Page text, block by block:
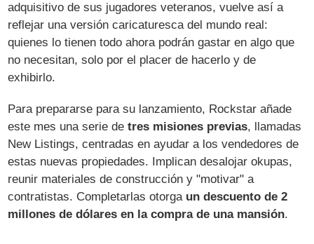
adquisitivo de sus jugadores veteranos, vuelve así a
reflejar una versión caricaturesca del mundo real:
quienes lo tienen todo ahora podrán gastar en algo que
no necesitan, solo por el placer de hacerlo y de
exhibirlo.
Para prepararse para su lanzamiento, Rockstar añade
este mes una serie detres misiones previas, llamadas
New Listings, centradas en ayudar a los vendedores de
estas nuevas propiedades. Implican desalojar okupas,
reunir materiales de construcción y "motivar" a
contratistas. Completarlas otorga un descuento de 2
millones de dólares en la compra de una mansión.